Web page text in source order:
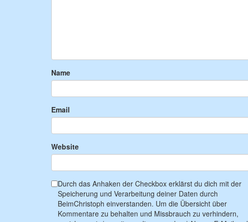
Name
Email
Website
Durch das Anhaken der Checkbox erklärst du dich mit der
Speicherung und Verarbeitung deiner Daten durch
BeimChristoph einverstanden. Um die Übersicht über
Kommentare zu behalten und Missbrauch zu verhindern,